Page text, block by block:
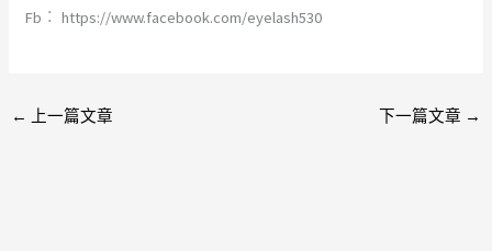
Fb︰ https://www.facebook.com/eyelash530
← 上一篇文章 下一篇文章 →